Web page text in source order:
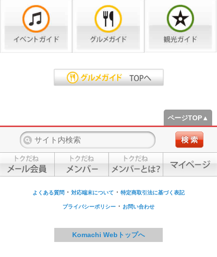
ページTOP▲
よくある質問 ・ 対応端末について ・ 特定商取引法に基づく表記
プライバシーポリシー ・ お問い合わせ
Komachi Webトップへ